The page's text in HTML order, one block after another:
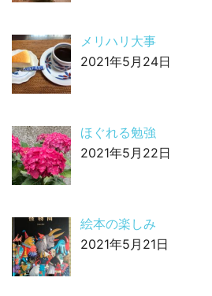
メリハリ大事
2021年5月24日
ほぐれる勉強
2021年5月22日
絵本の楽しみ
2021年5月21日